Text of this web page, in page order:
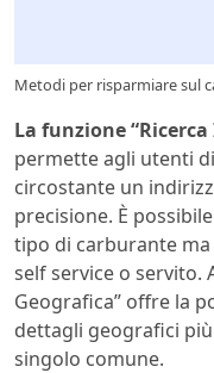
Metodi per risparmiare sul
La funzione
permette agli utenti
circostante un
precisione. È
tipo di carburante
self service o servito.
Geografica” offre la
dettagli geografici
singolo comune.